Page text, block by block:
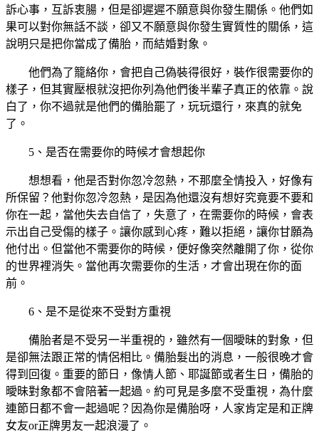
訴心事，互訴衷腸，但是卻遲遲不願意與你發生關係。他們如
果可以對你無話不談，卻又不願意與你發生實質性的關係，這
說明只是把你當成了備胎，而結婚對象。
他們為了籠絡你，會把自己偽裝得很好，裝作很需要你的
樣子，但其實壓根就沒把你列為他們後半輩子真正的依靠。說
白了，你不過就是他們的備胎罷了，玩玩還行，來真的就免
了。
5、是否在需要你的時候才會想起你
想想看，他是否對你忽冷忽熱，不那麼全情投入，好像有
所保留？他對你忽冷忽熱，是因為他還沒有想好究竟要不要和
你在一起，當他失去自信了，失意了，在需要你的時候，會表
示出自己受傷的樣子。讓你感到心疼，難以拒絕，讓你甘願為
他付出。但當他不需要你的時候，便好像突然離開了你，從你
的世界裡消失。當他再次需要你的生活，才會出現在你的面
前。
6、是不是從來不受對方重視
備胎者是不受另一半重視的，雖然有一個曖昧的對象，但
是卻無法跟正常的情侶相比。備胎髮出的消息，一般很晚才會
得到回復。重要的節日，像情人節、耶誕節或者生日，備胎的
曖昧對象都不會陪著一起過。約可見是多麼不受重視，為什麼
連節日都不會一起過呢？因為你是備胎呀，人家肯定是和正牌
女友or正牌男友一起浪漫了。